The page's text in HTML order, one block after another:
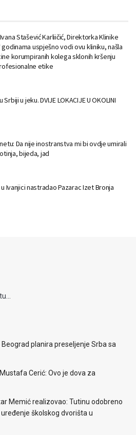
Stašević Karliičić, Direktorka Klinike
godinama uspješno vodi ovu kliniku, našla
korumpiranih kolega sklonih kršenju
etike
u jeku. DVIJE LOKACIJE U OKOLINI
Da nije inostranstva mi bi ovdje umirali
bijeda, jad
Ivanjici nastradao Pazarac Izet Bronja
planira preseljenje Srba sa
Cerić: Ovo je dova za
Memić realizovao: Tutinu odobreno
školskog dvorišta u